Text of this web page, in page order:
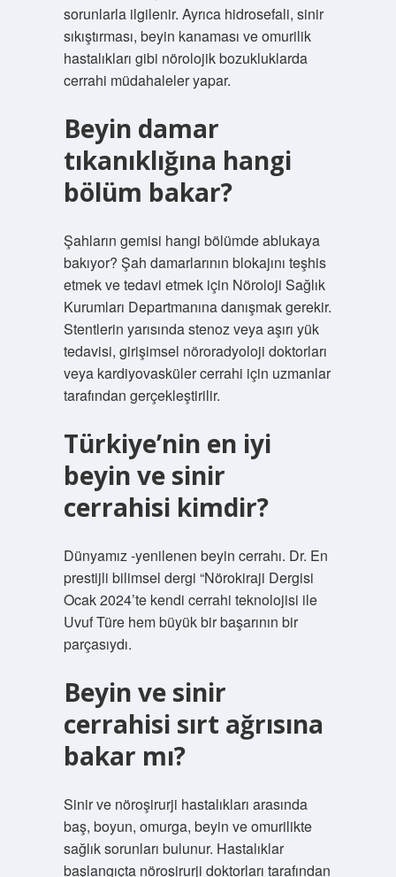
sorunlarla ilgilenir. Ayrıca hidrosefali, sinir
sıkıştırması, beyin kanaması ve omurilik
hastalıkları gibi nörolojik bozukluklarda
cerrahi müdahaleler yapar.
Beyin damar
tıkanıklığına hangi
bölüm bakar?
Şahların gemisi hangi bölümde ablukaya
bakıyor? Şah damarlarının blokajını teşhis
etmek ve tedavi etmek için Nöroloji Sağlık
Kurumları Departmanına danışmak gerekir.
Stentlerin yarısında stenoz veya aşırı yük
tedavisi, girişimsel nöroradyoloji doktorları
veya kardiyovasküler cerrahi için uzmanlar
tarafından gerçekleştirilir.
Türkiye’nin en iyi
beyin ve sinir
cerrahisi kimdir?
Dünyamız -yenilenen beyin cerrahı. Dr. En
prestijli bilimsel dergi “Nörokiraji Dergisi
Ocak 2024’te kendi cerrahi teknolojisi ile
Uvuf Türe hem büyük bir başarının bir
parçasıydı.
Beyin ve sinir
cerrahisi sırt ağrısına
bakar mı?
Sinir ve nöroşirurji hastalıkları arasında
baş, boyun, omurga, beyin ve omurilikte
sağlık sorunları bulunur. Hastalıklar
başlangıçta nöroşirurji doktorları tarafından